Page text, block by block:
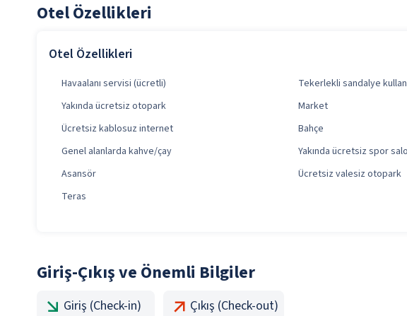
Otel Özellikleri
Otel Özellikleri
Havaalanı servisi (ücretli) Tekerlekli sandalye
Yakında ücretsiz otopark
Market
Ücretsiz kablosuz internet
Bahçe
Genel alanlarda kahve/çay
Yakında ücretsiz spor
Asansör
Ücretsiz valesiz otopark
Teras
Giriş-Çıkış ve Önemli Bilgiler
Giriş (Check-in) Çıkış (Check-out)